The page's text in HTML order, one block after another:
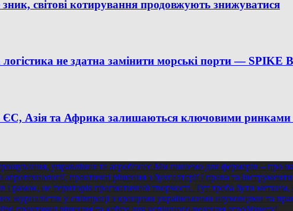
світові котирування продовжують знижуватися
логістика не здатна замінити морські порти — SPIKE
ЄС, Азія та Африка залишаються ключовими ринками